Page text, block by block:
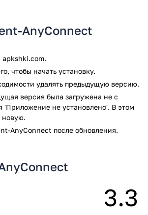
проверку антивирусом VirusTotal. В
AnyConnect
чтобы начать установку.
удалять предыдущую версию.
версия была загружена не с
не установлено'. В этом
новую.
AnyConnect после обновления.
3.3